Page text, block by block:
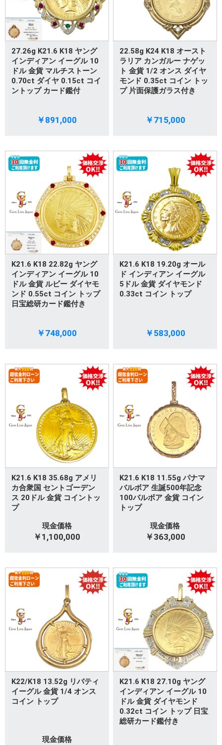
27.26g K21.6 K18 ヤング
インディアン イーグル 10
ドル 金貨 マルチストーン
0.70ct ダイヤ 0.15ct コイ
ントップ カード鑑付
￥891,000
22.58g K24 K18 オースト
ラリア カンガルー ナゲッ
ト 金貨 1/2 オンス ダイヤ
モンド 0.35ct コイン トッ
プ 片面保護ガラス付き
￥715,000
K21.6 K18 22.82g ヤング
インディアン イーグル 10
ドル 金貨 ルビー ダイヤモ
ンド 0.55ct コイン トップ
日宝総研カード鑑付き
￥748,000
K21.6 K18 19.20g オール
ド インディアン イーグル
5ドル 金貨 ダイヤモンド
0.33ct コイン トップ
￥583,000
K21.6 K18 35.68g アメリ
カ合衆国 セントゴーデン
ス 20ドル 金貨 コイントッ
プ
現金価格
￥1,100,000
K21.6 K18 11.55g パナマ
バルボア 生誕500年記念
100バルボア 金貨 コイン
トップ
現金価格
￥363,000
K22/K18 13.52g リバティ
イーグル 金貨 1/4 オンス
コイン トップ
現金価格
K21.6 K18 27.10g ヤング
インディアン イーグル 10
ドル 金貨 ダイヤモンド
0.32ct コイン トップ 日宝
総研カード鑑付き